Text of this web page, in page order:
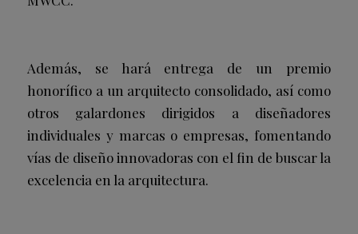
Además, se hará entrega de un premio
honorífico a un arquitecto consolidado, así como
otros galardones dirigidos a diseñadores
individuales y marcas o empresas, fomentando
vías de diseño innovadoras con el fin de buscar la
excelencia en la arquitectura.